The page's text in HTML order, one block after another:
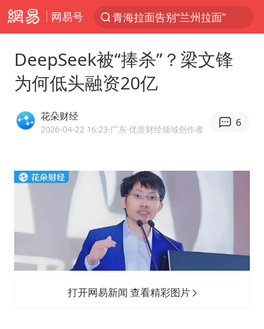
网易号
青海拉面告别“兰州拉面”
U17国足三战全胜
台风白海豚登陆地点更新
看守所辅警收受10万获刑1年
多地要求领导干部带头休假
DeepSeek被“捧杀”？梁文锋
为何低头融资20亿
花朵财经
2026-04-22 16:23·广东·优质财经领域创作者
6
打开网易新闻 查看精彩图片